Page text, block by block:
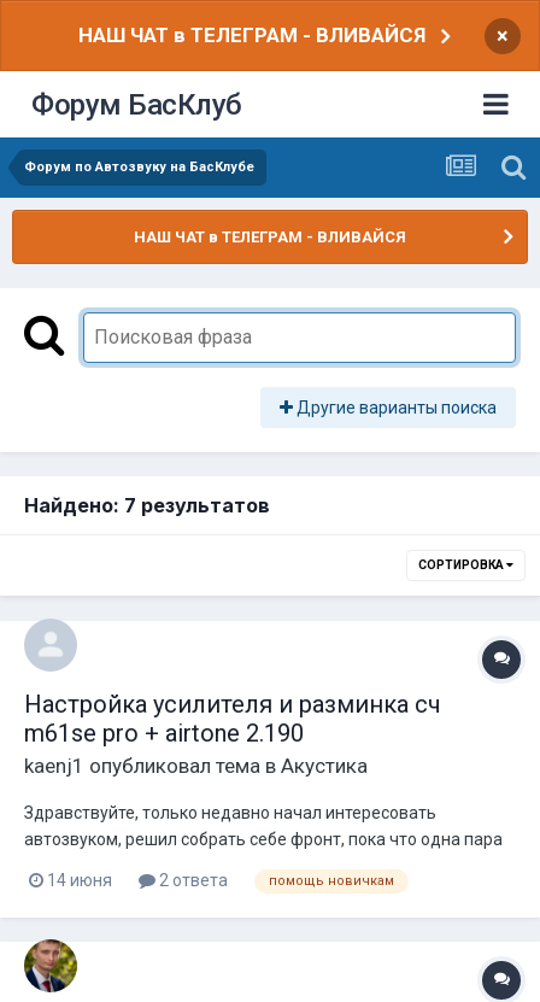
НАШ ЧАТ в ТЕЛЕГРАМ - ВЛИВАЙСЯ ×
Форум БасКлуб
Форум по Автозвуку на БасКлубе
НАШ ЧАТ в ТЕЛЕГРАМ - ВЛИВАЙСЯ
Другие варианты поиска
Найдено: 7 результатов
СОРТИРОВКА
Настройка усилителя и разминка сч
m61se pro + airtone 2.190
kaenj1 опубликовал тема в Акустика
Здравствуйте, только недавно начал интересовать
автозвуком, решил собрать себе фронт, пока что одна пара
m61-se pro + airtone 2.190 дальше хочу купить подиумы и
докинуть еще одну пару + вч и поменять усь ко второй паре.
Собрать то одно а вот настроить для меня кошмар, где бы ни
искал инфу кажды...
14 июня 2 ответа помощь новичкам